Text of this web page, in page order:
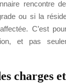
rencontre
ou si la
C’est
et pas
charges